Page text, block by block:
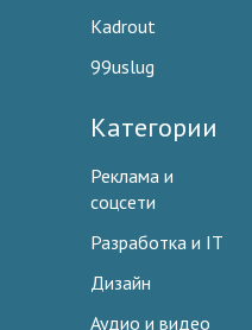
Kadrout
99uslug
Категории
Реклама и
соцсети
Разработка и IT
Дизайн
Аудио и видео